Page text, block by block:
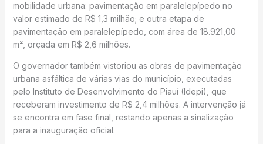
mobilidade urbana: pavimentação em paralelepípedo no
valor estimado de R$ 1,3 milhão; e outra etapa de
pavimentação em paralelepípedo, com área de 18.921,00
m², orçada em R$ 2,6 milhões.
O governador também vistoriou as obras de pavimentação
urbana asfáltica de várias vias do município, executadas
pelo Instituto de Desenvolvimento do Piauí (Idepi), que
receberam investimento de R$ 2,4 milhões. A intervenção já
se encontra em fase final, restando apenas a sinalização
para a inauguração oficial.